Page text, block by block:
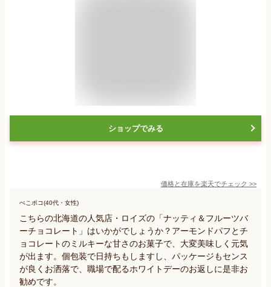
ショップでみる
価格と在庫を楽天でチェック >>
ぺこポコ(40代・女性)
こちらの北海道の人気店・ロイズの「ナッティ＆フルーツバ
ーチョコレート」はいかがでしょうか？アーモンドパフとチ
ョコレートのミルキーな甘さのお菓子で、大変美味しく元気
が出ます。個包装で日持ちもしますし、パッケージもセンス
が良くお洒落で、職場で配るホワイトデーのお返しに是非お
勧めです。